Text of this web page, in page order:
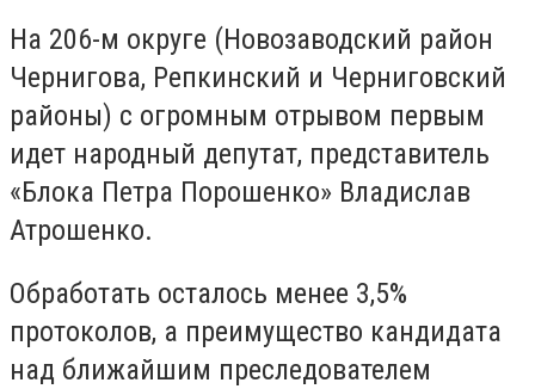
На 206-м округе (Новозаводский район
Чернигова, Репкинский и Черниговский
районы) с огромным отрывом первым
идет народный депутат, представитель
«Блока Петра Порошенко» Владислав
Атрошенко.
Обработать осталось менее 3,5%
протоколов, а преимущество кандидата
над ближайшим преследователем